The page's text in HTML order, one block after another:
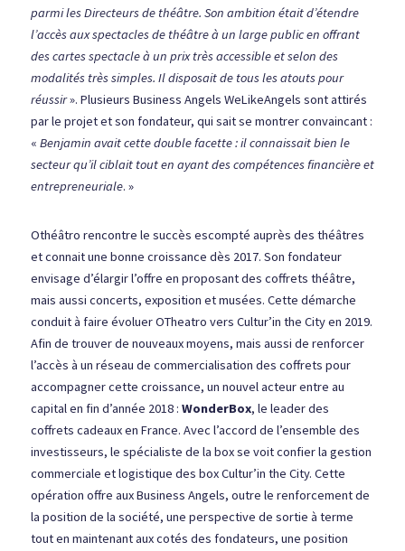
parmi les Directeurs de théâtre. Son ambition était d’étendre
l’accès aux spectacles de théâtre à un large public en offrant
des cartes spectacle à un prix très accessible et selon des
modalités très simples. Il disposait de tous les atouts pour
réussir ». Plusieurs Business Angels WeLikeAngels sont attirés
par le projet et son fondateur, qui sait se montrer convaincant :
« Benjamin avait cette double facette : il connaissait bien le
secteur qu’il ciblait tout en ayant des compétences financière et
entrepreneuriale. »
Othéâtro rencontre le succès escompté auprès des théâtres
et connait une bonne croissance dès 2017. Son fondateur
envisage d’élargir l’offre en proposant des coffrets théâtre,
mais aussi concerts, exposition et musées. Cette démarche
conduit à faire évoluer OTheatro vers Cultur’in the City en 2019.
Afin de trouver de nouveaux moyens, mais aussi de renforcer
l’accès à un réseau de commercialisation des coffrets pour
accompagner cette croissance, un nouvel acteur entre au
capital en fin d’année 2018 : WonderBox, le leader des
coffrets cadeaux en France. Avec l’accord de l’ensemble des
investisseurs, le spécialiste de la box se voit confier la gestion
commerciale et logistique des box Cultur’in the City. Cette
opération offre aux Business Angels, outre le renforcement de
la position de la société, une perspective de sortie à terme
tout en maintenant aux cotés des fondateurs, une position